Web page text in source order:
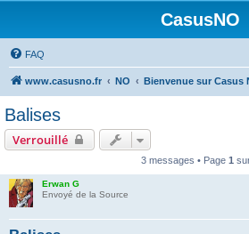
CasusNO
FAQ
www.casusno.fr NO Bienvenue sur Casus
Balises
Verrouillé
3 messages • Page 1
Erwan G
Envoyé de la Source